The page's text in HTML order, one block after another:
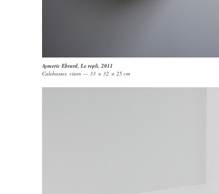
Aymeric Ebrard, Le repli, 2011
Calebasses, vison — 33 × 32 × 25 cm